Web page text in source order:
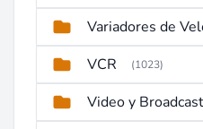
Variadores de
VCR (1023)
Video y